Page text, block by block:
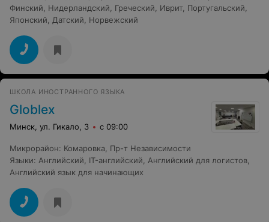
Финский
Нидерландский Греческий Иврит, Португальский
Японский
Датский Норвежский
ШКОЛА ИНОСТРАННОГО ЯЗЫКА
Globlex
Минск, ул. Гикало, 3 с 09:00
Микрорайон: Комаровка Пр-т Независимости
Языки: Английский IT-английский Английский для логистов
Английский язык для начинающих